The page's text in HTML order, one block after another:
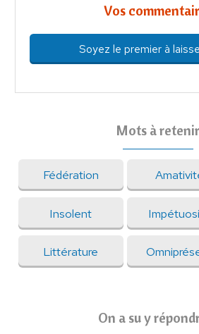
Vos
Soyez le premier à
Mots à retenir
Fédération
Insolent
Littérature
On a su y